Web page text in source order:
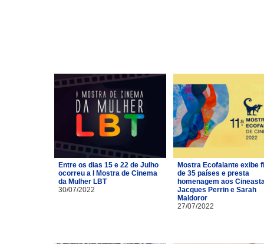
Entre os dias 15 e 22 de Julho
ocorreu a I Mostra de Cinema
da Mulher LBT
30/07/2022
Mostra Ecofalante exibe
de 35 países e presta
homenagem aos
Jacques Perrin e Sarah
Maldoror
27/07/2022